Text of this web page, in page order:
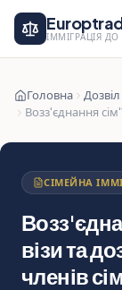
ІММІГРАЦІЯ
Головна
СІМЕЙНА
візи та
членів